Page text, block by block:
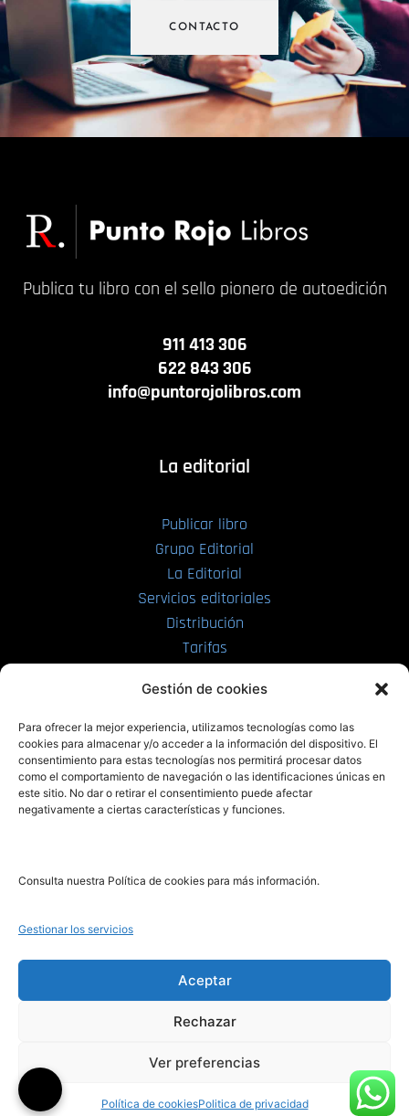
Gestión de cookies
Para ofrecer la mejor experiencia, utilizamos tecnologías como las
cookies para almacenar y/o acceder a la información del dispositivo. El
consentimiento para estas tecnologías nos permitirá procesar datos
como el comportamiento de navegación o las identificaciones únicas en
este sitio. No dar o retirar el consentimiento puede afectar
negativamente a ciertas características y funciones.
Consulta nuestra Política de cookies para más información.
Gestionar los servicios
Aceptar
Rechazar
Ver preferencias
Política de cookiesPolitica de privacidad
CONTACTO
Publica tu libro con el sello pionero de autoedición
911 413 306
622 843 306
info@puntorojolibros.com
La editorial
Publicar libro
Grupo Editorial
La Editorial
Servicios editoriales
Distribución
Tarifas
PRL | Films
PRL | Play
PRL | LAB
Noticias
Legal
Aviso Legal
Política de Cookies
Política de Privacidad